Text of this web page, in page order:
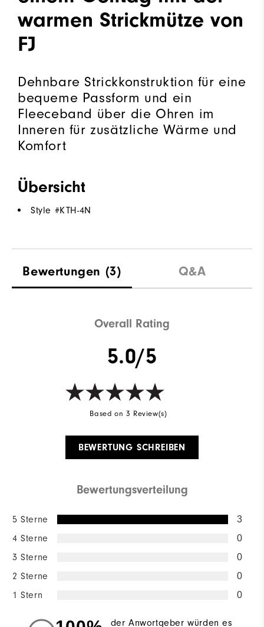
warmen Strickmütze von
FJ
Dehnbare Strickkonstruktion für eine
bequeme Passform und ein
Fleeceband über die Ohren im
Inneren für zusätzliche Wärme und
Komfort
Übersicht
Style #KTH-4N
Bewertungen (3) Q&A
Overall Rating
5.0/5
Based on 3 Review(s)
BEWERTUNG SCHREIBEN
Bewertungsverteilung
5 Sterne 3
4 Sterne 0
3 Sterne 0
2 Sterne 0
1 Stern 0
der Anwortgeber würden es